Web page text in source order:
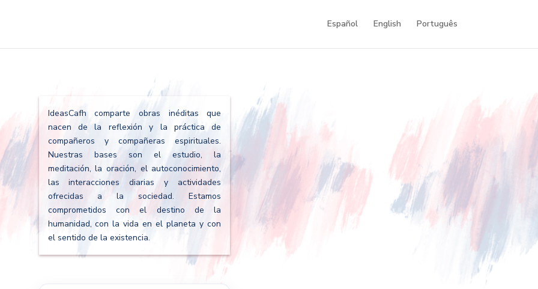
Español English Português
IdeasCafh comparte obras inéditas que
nacen de la reflexión y la práctica de
compañeros y compañeras espirituales.
Nuestras bases son el estudio, la
meditación, la oración, el autoconocimiento,
las interacciones diarias y actividades
ofrecidas a la sociedad. Estamos
comprometidos con el destino de la
humanidad, con la vida en el planeta y con
el sentido de la existencia.